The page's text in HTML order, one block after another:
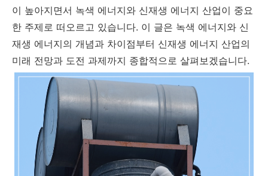
이 높아지면서 녹색 에너지와 신재생 에너지 산업이 중요
한 주제로 떠오르고 있습니다. 이 글은 녹색 에너지와 신
재생 에너지의 개념과 차이점부터 신재생 에너지 산업의
미래 전망과 도전 과제까지 종합적으로 살펴보겠습니다.